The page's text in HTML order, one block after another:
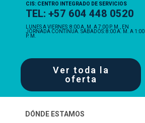
CIS: CENTRO INTEGRADO DE SERVICIOS
TEL: +57 604 448 0520
LUNES A VIERNES: 8:00 A. M. A 7:00 P. M., EN
JORNADA CONTINUA. SÁBADOS: 8:00 A. M. A 1:00
P. M.
Ver toda la
oferta
DÓNDE ESTAMOS